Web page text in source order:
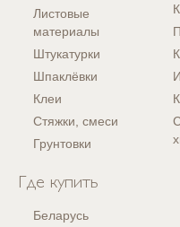
Листовые
материалы
Штукатурки
Шпаклёвки
Клеи
Стяжки, смеси
Грунтовки
Где купить
Беларусь